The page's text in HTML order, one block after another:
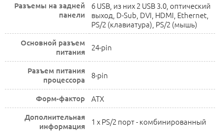
Разъемы на задней
панели
6 USB, из них 2 USB 3.0, оптический
выход, D-Sub, DVI, HDMI, Ethernet,
PS/2 (клавиатура), PS/2 (мышь)
Основной разъем
питания
24-pin
Разъем питания
процессора
8-pin
Форм-фактор ATX
Дополнительная
информация
1 x PS/2 порт - комбинированный